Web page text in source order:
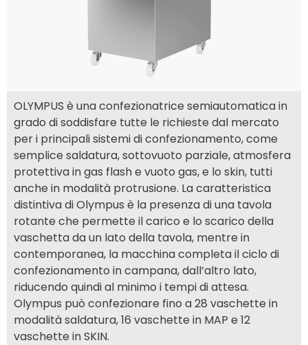
OLYMPUS è una confezionatrice semiautomatica in
grado di soddisfare tutte le richieste dal mercato
per i principali sistemi di confezionamento, come
semplice saldatura, sottovuoto parziale, atmosfera
protettiva in gas flash e vuoto gas, e lo skin, tutti
anche in modalità protrusione. La caratteristica
distintiva di Olympus è la presenza di una tavola
rotante che permette il carico e lo scarico della
vaschetta da un lato della tavola, mentre in
contemporanea, la macchina completa il ciclo di
confezionamento in campana, dall’altro lato,
riducendo quindi al minimo i tempi di attesa.
Olympus può confezionare fino a 28 vaschette in
modalità saldatura, 16 vaschette in MAP e 12
vaschette in SKIN.